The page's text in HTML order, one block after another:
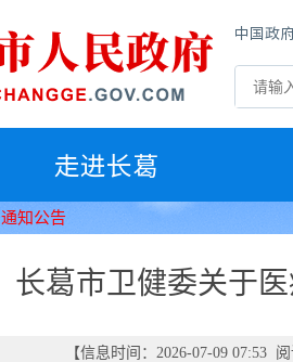
中国政
走进长葛
通知公告
长葛市卫健委关于
【信息时间：2026-07-09 07:53